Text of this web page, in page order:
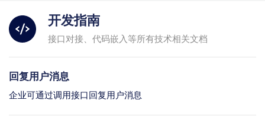
开发指南
接口对接、代码嵌入等所有技术相关文档
回复用户消息
企业可通过调用接口回复用户消息